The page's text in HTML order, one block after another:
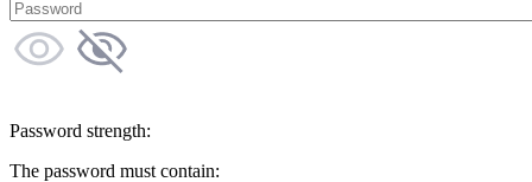
Password strength:
The password must contain: